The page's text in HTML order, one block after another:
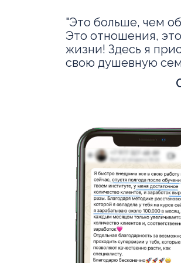
"Это больше, чем
Это отношения,
жизни! Здесь я
свою душевную